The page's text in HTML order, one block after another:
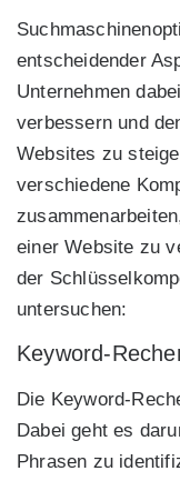
entscheidender
Unternehmen
verbessern und
Websites zu
verschiedene
einer Website zu
der
untersuchen:
Keyword-
Die Keyword-
Dabei geht es
Phrasen zu